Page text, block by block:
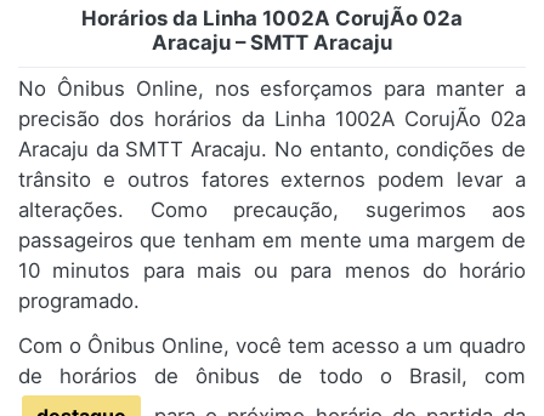
Horários da Linha 1002A CorujÃo 02a
Aracaju – SMTT Aracaju
No Ônibus Online, nos esforçamos para manter a
precisão dos horários da Linha 1002A CorujÃo 02a
Aracaju da SMTT Aracaju. No entanto, condições de
trânsito e outros fatores externos podem levar a
alterações. Como precaução, sugerimos aos
passageiros que tenham em mente uma margem de
10 minutos para mais ou para menos do horário
programado.
Com o Ônibus Online, você tem acesso a um quadro
de horários de ônibus de todo o Brasil, com